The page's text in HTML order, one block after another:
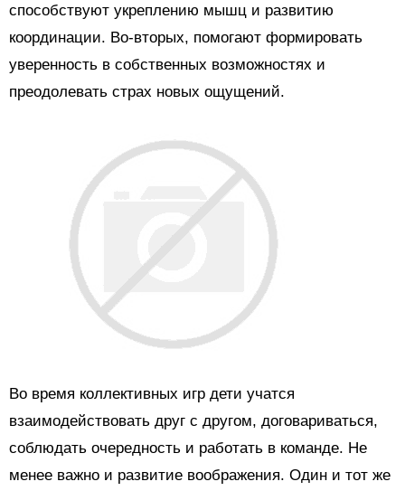
способствуют укреплению мышц и развитию
координации. Во-вторых, помогают формировать
уверенность в собственных возможностях и
преодолевать страх новых ощущений.
Во время коллективных игр дети учатся
взаимодействовать друг с другом, договариваться,
соблюдать очередность и работать в команде. Не
менее важно и развитие воображения. Один и тот же